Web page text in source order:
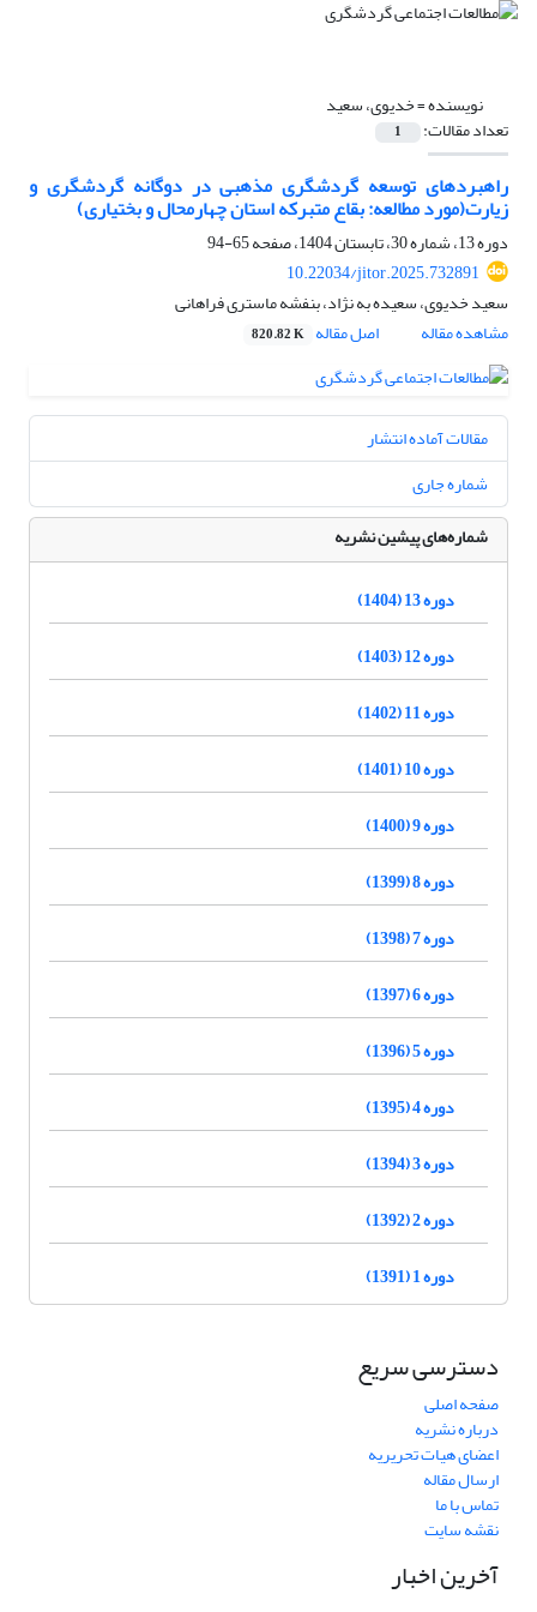
نویسنده =خدیوی، سعید
تعداد مقالات: 1
راهبردهای توسعه گردشگری مذهبی در دوگانه گردشگری و
زیارت(مورد مطالعه: بقاع متبرکه استان چهارمحال و بختیاری)
دوره 13، شماره 30، تابستان 1404، صفحه
65-94
10.22034/jitor.2025.732891
سعید خدیوی، سعیده به نژاد، بنفشه ماستری فراهانی
مشاهده مقاله
اصل مقاله 820.82 K
مقالات آماده انتشار
شماره جاری
شماره‌های پیشین نشریه
دوره 13 (1404)
دوره 12 (1403)
دوره 11 (1402)
دوره 10 (1401)
دوره 9 (1400)
دوره 8 (1399)
دوره 7 (1398)
دوره 6 (1397)
دوره 5 (1396)
دوره 4 (1395)
دوره 3 (1394)
دوره 2 (1392)
دوره 1 (1391)
دسترسی سریع
صفحه اصلی
درباره نشریه
اعضای هیات تحریریه
ارسال مقاله
تماس با ما
نقشه سایت
آخرین اخبار